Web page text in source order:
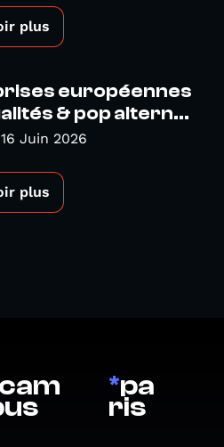
plus
européennes
& pop altern...
Juin 2026
plus
cam *pa
ris